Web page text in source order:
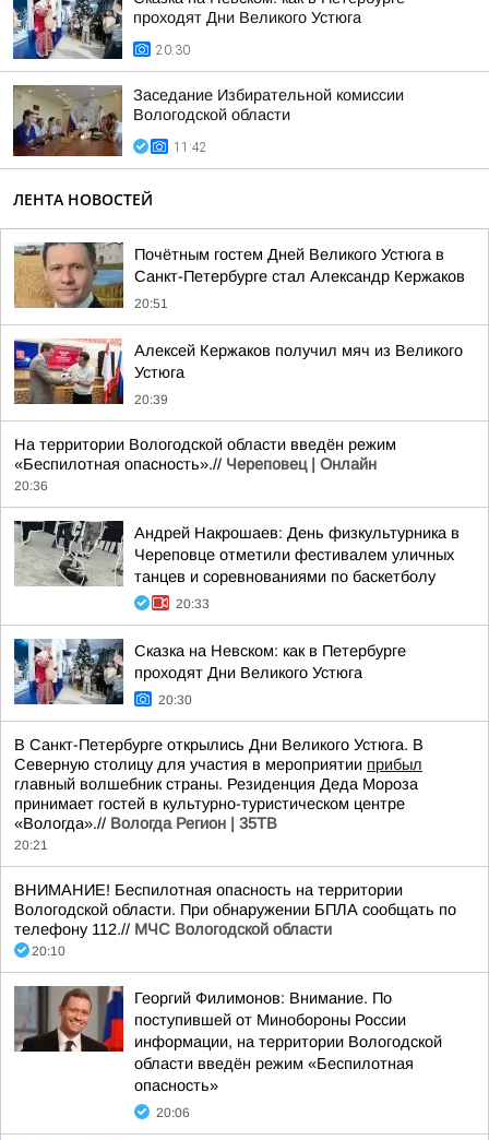
проходят Дни Великого Устюга
20:30
Заседание Избирательной комиссии
Вологодской области
11:42
ЛЕНТА НОВОСТЕЙ
Почётным гостем Дней Великого Устюга в
Санкт-Петербурге стал Александр Кержаков
20:51
Алексей Кержаков получил мяч из Великого
Устюга
20:39
На территории Вологодской области введён режим
«Беспилотная опасность».// Череповец | Онлайн
20:36
Андрей Накрошаев: День физкультурника в
Череповце отметили фестивалем уличных
танцев и соревнованиями по баскетболу
20:33
Сказка на Невском: как в Петербурге
проходят Дни Великого Устюга
20:30
В Санкт-Петербурге открылись Дни Великого Устюга. В
Северную столицу для участия в мероприятии прибыл
главный волшебник страны. Резиденция Деда Мороза
принимает гостей в культурно-туристическом центре
«Вологда».// Вологда Регион | 35ТВ
20:21
ВНИМАНИЕ! Беспилотная опасность на территории
Вологодской области. При обнаружении БПЛА сообщать по
телефону 112.// МЧС Вологодской области
20:10
Георгий Филимонов: Внимание. По
поступившей от Минобороны России
информации, на территории Вологодской
области введён режим «Беспилотная
опасность»
20:06